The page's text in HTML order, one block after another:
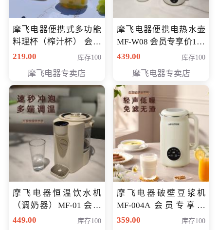
摩飞电器便携式多功能
料理杯（榨汁杯） 会员
专享价118元
219.00 库存100
摩飞电器专卖店
摩飞电器便携电热水壶
MF-W08 会员专享价198
元
439.00 库存100
摩飞电器专卖店
摩飞电器恒温饮水机
（调奶器）MF-01 会员
专享价366元
449.00 库存100
摩飞电器破壁豆浆机
MF-004A 会员专享价
168元
359.00 库存100